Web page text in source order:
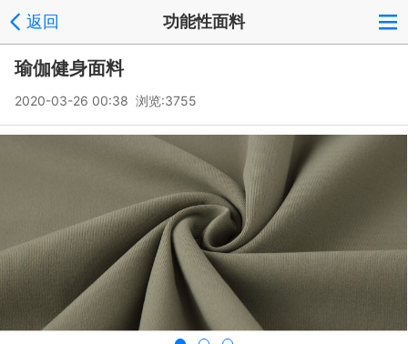
返回 功能性面料
瑜伽健身面料
2020-03-26 00:38 浏览:3755